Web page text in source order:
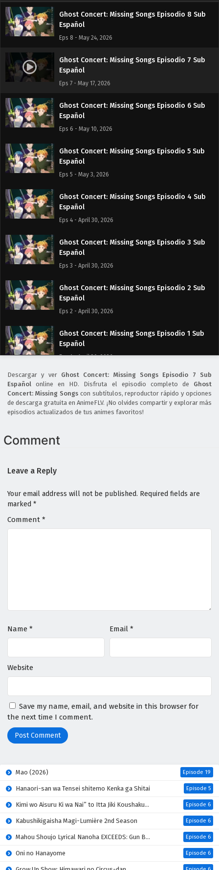
Ghost Concert: Missing Songs Episodio 8 Sub
Español
Eps 8 - May 24, 2026
Ghost Concert: Missing Songs Episodio 7 Sub
Español
Eps 7 - May 17, 2026
Ghost Concert: Missing Songs Episodio 6 Sub
Español
Eps 6 - May 10, 2026
Ghost Concert: Missing Songs Episodio 5 Sub
Español
Eps 5 - May 3, 2026
Ghost Concert: Missing Songs Episodio 4 Sub
Español
Eps 4 - April 30, 2026
Ghost Concert: Missing Songs Episodio 3 Sub
Español
Eps 3 - April 30, 2026
Ghost Concert: Missing Songs Episodio 2 Sub
Español
Eps 2 - April 30, 2026
Ghost Concert: Missing Songs Episodio 1 Sub
Español
Eps 1 - April 30, 2026
Descargar y ver Ghost Concert: Missing Songs Episodio 7 Sub
Español online en HD. Disfruta el episodio completo de Ghost
Concert: Missing Songscon subtítulos, reproductor rápido y opciones
de descarga gratuita en AnimeFLV. ¡No olvides compartir y explorar más
episodios actualizados de tus animes favoritos!
Comment
Leave a Reply
Your email address will not be published. Required fields are
marked *
Comment *
Name * Email *
Website
Save my name, email, and website in this browser for
the next time I comment.
Mao (2026) Episode 19
Hanaori-san wa Tensei shitemo Kenka ga Shitai Episode 5
Kimi wo Aisuru Ki wa Nai” to Itta Jiki Koushaku-sama ga Nazeka Dekiai shitekimasu Episode 6
Kabushikigaisha Magi-Lumière 2nd Season Episode 6
Mahou Shoujo Lyrical Nanoha EXCEEDS: Gun Blaze Vengeance Episode 6
Oni no Hanayome Episode 6